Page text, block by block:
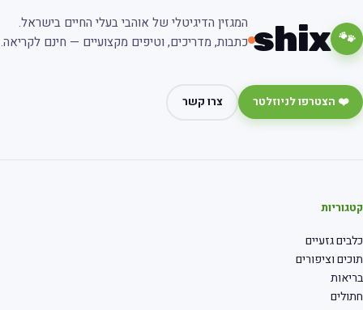
🐾
shix
המגזין הדיגיטלי של אוהבי בעלי החיים בישראל.
כתבות, מדריכים, וטיפים מקצועיים — חינם לקריאה.
❤️ הצטרפו לניוזלטר צרו קשר
גזעיים
וציפורים